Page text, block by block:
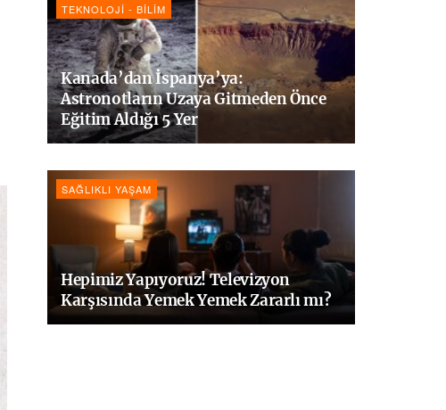
TEKNOLOJI - BILIM
Kanada’dan İspanya’ya:
Astronotların Uzaya Gitmeden Önce
Eğitim Aldığı 5 Yer
SAĞLIKLI YAŞAM
Hepimiz Yapıyoruz! Televizyon
Karşısında Yemek Yemek Zararlı mı?